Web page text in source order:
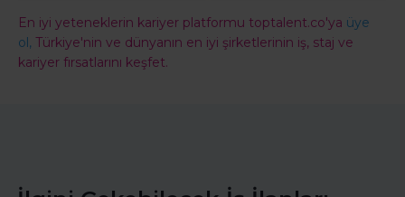
En iyi yeteneklerin kariyer platformu toptalent.co'ya üye
ol, Türkiye'nin ve dünyanın en iyi şirketlerinin iş, staj ve
kariyer fırsatlarını keşfet.